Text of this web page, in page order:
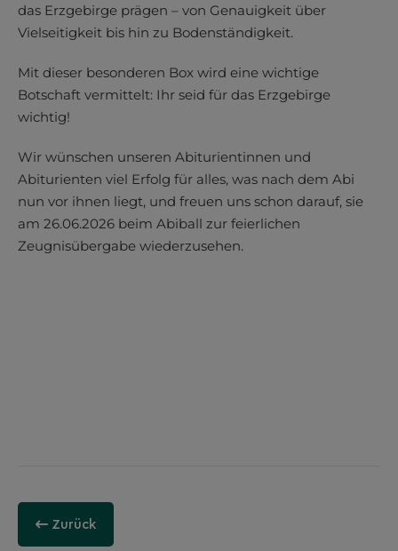
das Erzgebirge prägen – von Genauigkeit über
Vielseitigkeit bis hin zu Bodenständigkeit.
Mit dieser besonderen Box wird eine wichtige
Botschaft vermittelt: Ihr seid für das Erzgebirge
wichtig!
Wir wünschen unseren Abiturientinnen und
Abiturienten viel Erfolg für alles, was nach dem Abi
nun vor ihnen liegt, und freuen uns schon darauf, sie
am 26.06.2026 beim Abiball zur feierlichen
Zeugnisübergabe wiederzusehen.
Zurück